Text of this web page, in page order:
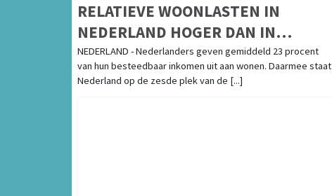
RELATIEVE WOONLASTEN IN
NEDERLAND HOGER DAN IN
MEESTE EU-LANDENWONEN
NEDERLAND - Nederlanders geven gemiddeld 23 procent
van hun besteedbaar inkomen uit aan wonen. Daarmee staat
Nederland op de zesde plek van de [...]